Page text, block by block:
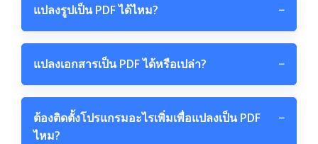
แปลงรูปเป็น PDF ได้ไหม? −
แปลงเอกสารเป็น PDF ได้หรือเปล่า? −
ต้องติดตั้งโปรแกรมอะไรเพิ่มเพื่อแปลงเป็น PDF
ไหม?
−